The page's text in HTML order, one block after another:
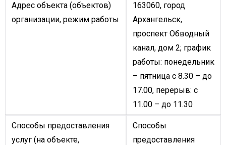
Адрес объекта (объектов)
организации, режим работы
163060, город
Архангельск,
проспект Обводный
канал, дом 2; график
работы: понедельник
– пятница с 8.30 – до
17.00, перерыв: с
11.00 – до 11.30
Способы предоставления
услуг (на объекте,
Способы
предоставления